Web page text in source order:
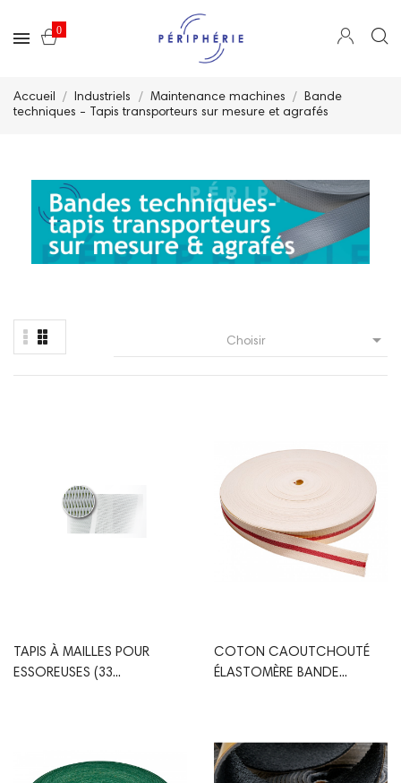
0
Accueil Industriels Maintenance machines
Bande
techniques - Tapis transporteurs sur mesure et agrafés
Choisir 
TAPIS À MAILLES POUR
ESSOREUSES (33...
COTON CAOUTCHOUTÉ
ÉLASTOMÈRE BANDE...